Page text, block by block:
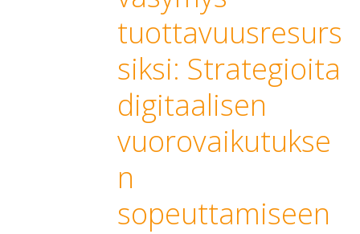
tuottavuusresurs
siksi: Strategioita
digitaalisen
vuorovaikutukse
n
sopeuttamiseen